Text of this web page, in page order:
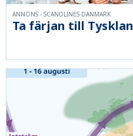
Ta färjan till
ANNONS - SCANDLINES DANMARK